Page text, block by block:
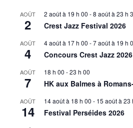
AOÛT
2
2 août à 19 h 00 -8 août à 23 h
Crest Jazz Festival 2026
AOÛT
4
4 août à 17 h 00 -7 août à 19 h
Concours Crest Jazz 2026
AOÛT
7
18 h 00 -23 h 00
HK aux Balmes à
AOÛT
14
14 août à 18 h 00 - 15 août à 23
Festival Perséides 2026